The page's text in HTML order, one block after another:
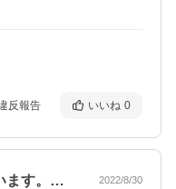
反報告 いいね 0
何度目かな？何度も注文しています。食糧… 2022/8/30